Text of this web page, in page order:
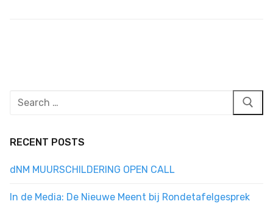
Search
RECENT POSTS
dNM MUURSCHILDERING OPEN CALL
In de Media: De Nieuwe Meent bij Rondetafelgesprek